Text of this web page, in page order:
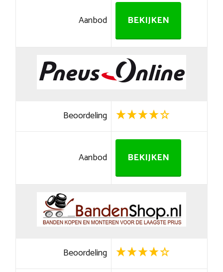
Aanbod BEKIJKEN
Beoordeling
Aanbod BEKIJKEN
Beoordeling